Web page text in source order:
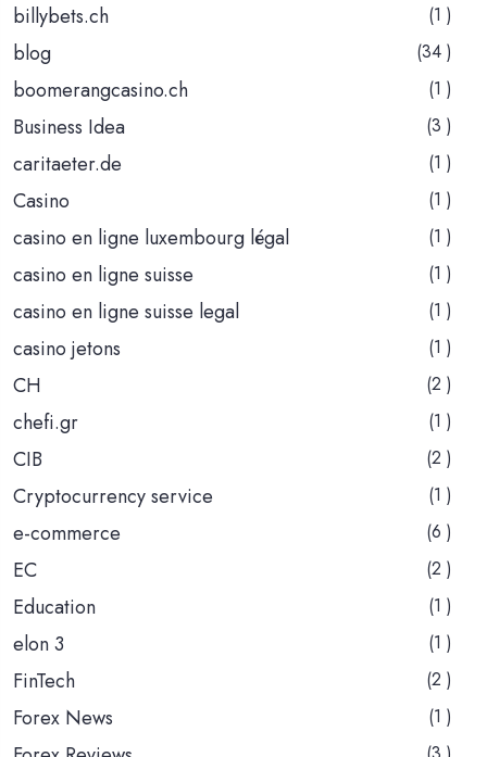
billybets.ch (1 )
blog (34 )
boomerangcasino.ch (1 )
Business Idea (3 )
caritaeter.de (1 )
Casino (1 )
casino en ligne luxembourg légal (1 )
casino en ligne suisse (1 )
casino en ligne suisse legal (1 )
casino jetons (1 )
CH (2 )
chefi.gr (1 )
CIB (2 )
Cryptocurrency service (1 )
e-commerce (6 )
EC (2 )
Education (1 )
elon 3 (1 )
FinTech (2 )
Forex News (1 )